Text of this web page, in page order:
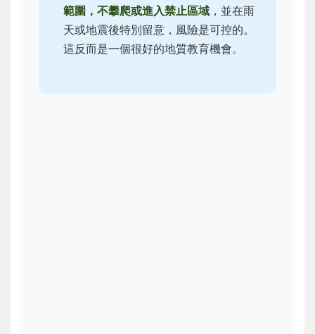
範圍，不攀爬或進入禁止區域 ，並在雨
天或地震後特別留意，風險是可控的。
這反而是一個很好的地質教育機會。